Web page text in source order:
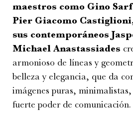
maestros como Gino
Pier Giacomo
sus contemporáneos
Michael Anastassiades
armonioso de líneas y
belleza y elegancia, que da
imágenes puras,
fuerte poder de comunicación.